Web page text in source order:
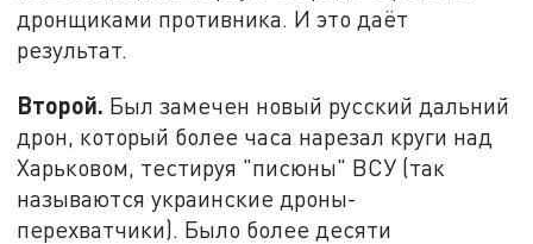
дронщиками противника. И это даёт
результат.
Второй. Был замечен новый русский дальний
дрон, который более часа нарезал круги над
Харьковом, тестируя "писюны" ВСУ (так
называются украинские дроны-
перехватчики). Было более десяти